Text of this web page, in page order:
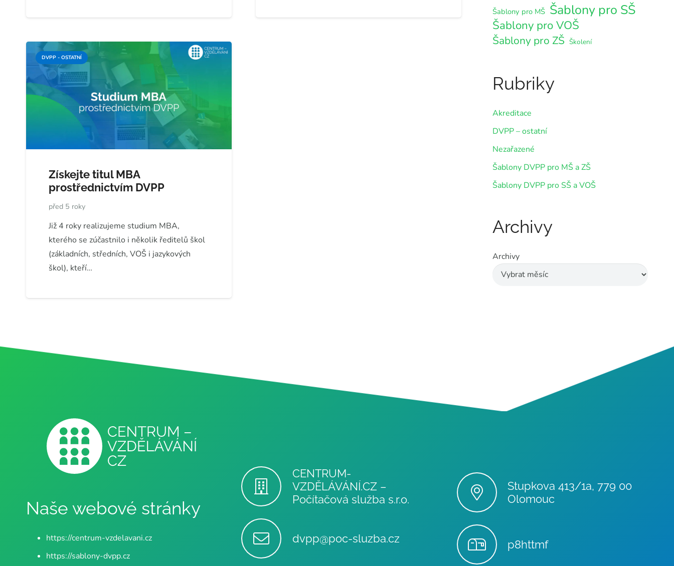
DVPP - OSTATNÍ
Získejte titul MBA
prostřednictvím DVPP
před 5 roky
Již 4 roky realizujeme studium MBA,
kterého se zúčastnilo i několik ředitelů škol
(základních, středních, VOŠ i jazykových
škol), kteří…
Šablony pro MŠ Šablony pro SŠ
Šablony pro VOŠ
Šablony pro ZŠ Školení
Rubriky
Akreditace
DVPP – ostatní
Nezařazené
Šablony DVPP pro MŠ a ZŠ
Šablony DVPP pro SŠ a VOŠ
Archivy
Archivy
Naše webové stránky
https://centrum-vzdelavani.cz
https://sablony-dvpp.cz
CENTRUM-
VZDĚLÁVÁNÍ.CZ –
Počítačová služba s.r.o.
dvpp@poc-sluzba.cz
Stupkova 413/1a, 779 00
Olomouc
p8httmf